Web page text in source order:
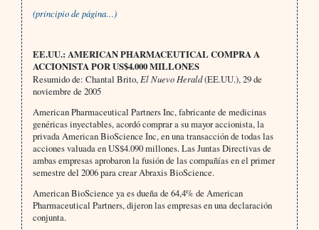
(principio de página…)
EE.UU.: AMERICAN PHARMACEUTICAL COMPRA A
ACCIONISTA POR US$4.000 MILLONES
Resumido de: Chantal Brito, El Nuevo Herald(EE.UU.), 29 de
noviembre de 2005
American Pharmaceutical Partners Inc, fabricante de medicinas
genéricas inyectables, acordó comprar a su mayor accionista, la
privada American BioScience Inc, en una transacción de todas las
acciones valuada en US$4.090 millones. Las Juntas Directivas de
ambas empresas aprobaron la fusión de las compañías en el primer
semestre del 2006 para crear Abraxis BioScience.
American BioScience ya es dueña de 64,4% de American
Pharmaceutical Partners, dijeron las empresas en una declaración
conjunta.